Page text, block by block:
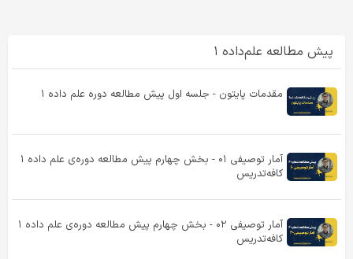
پیش مطالعه علم‌داده ۱
مقدمات پایتون - جلسه اول پیش مطالعه دوره علم داده ۱
آمار توصیفی ۰۱ - بخش چهارم پیش مطالعه دوره‌ی علم داده ۱
کافه‌تدریس
آمار توصیفی ۰۲ - بخش چهارم پیش مطالعه دوره‌ی علم داده ۱
کافه‌تدریس